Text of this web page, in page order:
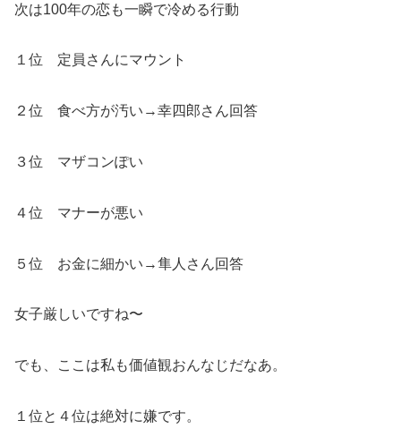
次は100年の恋も一瞬で冷める行動
１位 定員さんにマウント
２位 食べ方が汚い→幸四郎さん回答
３位 マザコンぽい
４位 マナーが悪い
５位 お金に細かい→隼人さん回答
女子厳しいですね〜
でも、ここは私も価値観おんなじだなあ。
１位と４位は絶対に嫌です。